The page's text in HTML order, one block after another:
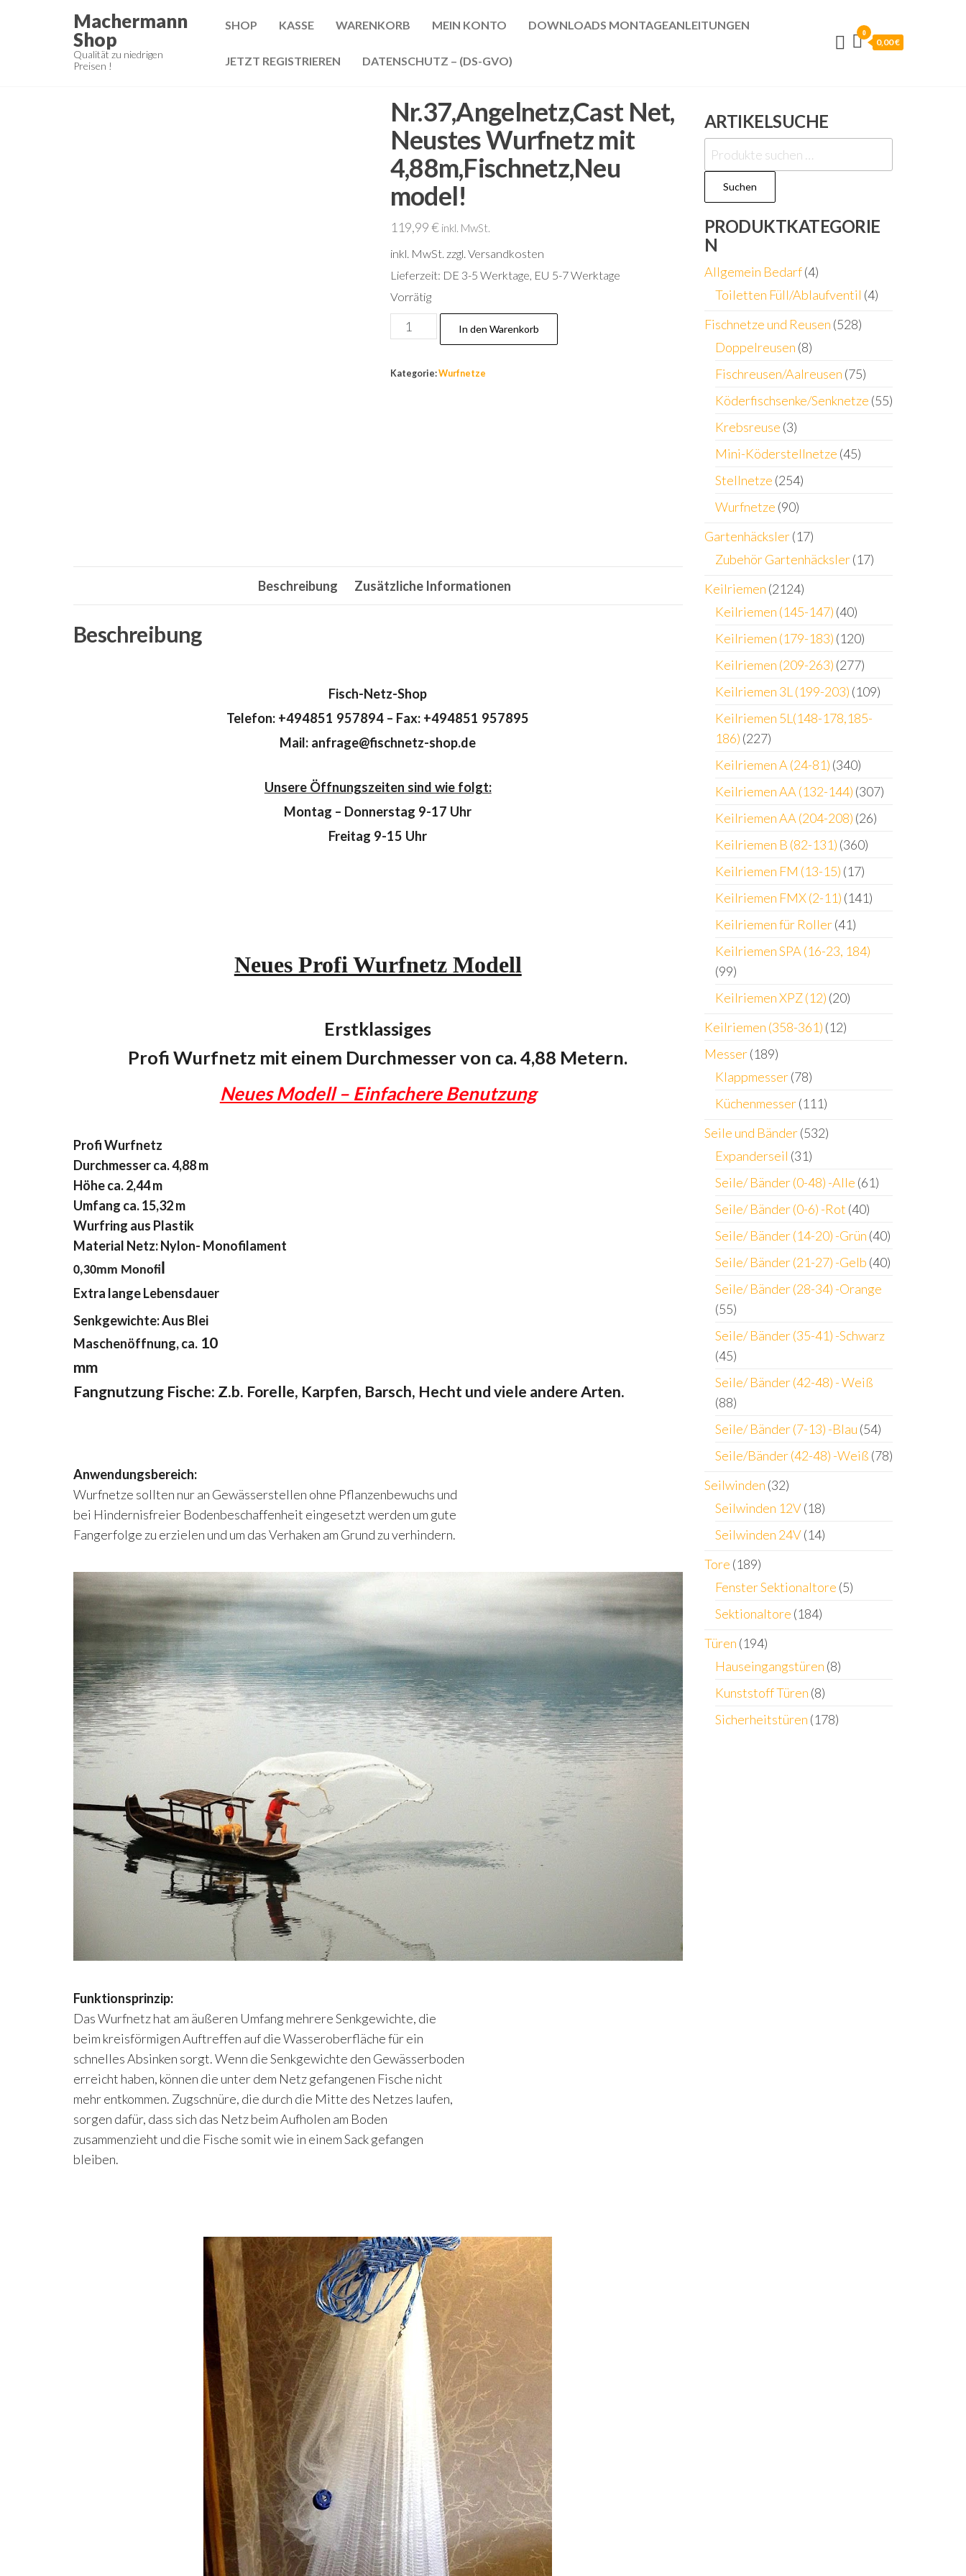
Machermann
Shop
Qualität zu niedrigen
Preisen !
SHOP KASSE WARENKORB MEIN KONTO DOWNLOADS MONTAGEANLEITUNGEN
JETZT REGISTRIEREN DATENSCHUTZ – (DS-GVO)
0
0,00 €
Nr.37,Angelnetz,Cast Net,
Neustes Wurfnetz mit
4,88m,Fischnetz,Neu
model!
119,99€ inkl. MwSt.
inkl. MwSt. zzgl. Versandkosten
Lieferzeit: DE 3-5 Werktage, EU 5-7 Werktage
Vorrätig
Nr.37,Angelnetz,Cast
Net,
Wurfnetz
In den Warenkorb
Kategorie:Wurfnetze
Beschreibung Zusätzliche Informationen
Beschreibung
Fisch-Netz-Shop
Telefon: +494851 957894 – Fax: +494851 957895
Mail: anfrage@fischnetz-shop.de
Unsere Öffnungszeiten sind wie folgt:
Montag – Donnerstag 9-17 Uhr
Freitag 9-15 Uhr
Neues Profi Wurfnetz Modell
Erstklassiges
Profi Wurfnetz mit einem Durchmesser von ca. 4,88 Metern.
Neues Modell – Einfachere Benutzung
Profi Wurfnetz
Durchmesser ca. 4,88 m
Höhe ca. 2,44 m
Umfang ca. 15,32 m
Wurfring aus Plastik
Material Netz: Nylon- Monofilament
0,30mm Monofil
Extra lange Lebensdauer
Senkgewichte: Aus Blei
Maschenöffnung, ca. 10
mm
Fangnutzung Fische: Z.b. Forelle, Karpfen, Barsch, Hecht und viele andere Arten.
Anwendungsbereich:
Wurfnetze sollten nur an Gewässerstellen ohne Pflanzenbewuchs und
bei Hindernisfreier Bodenbeschaffenheit eingesetzt werden um gute
Fangerfolge zu erzielen und um das Verhaken am Grund zu verhindern.
Funktionsprinzip:
Das Wurfnetz hat am äußeren Umfang mehrere Senkgewichte, die
beim kreisförmigen Auftreffen auf die Wasseroberfläche für ein
schnelles Absinken sorgt. Wenn die Senkgewichte den Gewässerboden
erreicht haben, können die unter dem Netz gefangenen Fische nicht
mehr entkommen. Zugschnüre, die durch die Mitte des Netzes laufen,
sorgen dafür, dass sich das Netz beim Aufholen am Boden
zusammenzieht und die Fische somit wie in einem Sack gefangen
bleiben.
ARTIKELSUCHE
Suchen
nach:
Suchen
PRODUKTKATEGORIE
N
Allgemein Bedarf (4)
Toiletten Füll/Ablaufventil (4)
Fischnetze und Reusen (528)
Doppelreusen (8)
Fischreusen/Aalreusen (75)
Köderfischsenke/Senknetze (55)
Krebsreuse (3)
Mini-Köderstellnetze (45)
Stellnetze (254)
Wurfnetze (90)
Gartenhäcksler (17)
Zubehör Gartenhäcksler (17)
Keilriemen (2124)
Keilriemen (145-147) (40)
Keilriemen (179-183) (120)
Keilriemen (209-263) (277)
Keilriemen 3L (199-203) (109)
Keilriemen 5L(148-178,185-
186) (227)
Keilriemen A (24-81) (340)
Keilriemen AA (132-144) (307)
Keilriemen AA (204-208) (26)
Keilriemen B (82-131) (360)
Keilriemen FM (13-15) (17)
Keilriemen FMX (2-11) (141)
Keilriemen für Roller (41)
Keilriemen SPA (16-23, 184)
(99)
Keilriemen XPZ (12) (20)
Keilriemen (358-361) (12)
Messer (189)
Klappmesser (78)
Küchenmesser (111)
Seile und Bänder (532)
Expanderseil (31)
Seile/ Bänder (0-48) -Alle (61)
Seile/ Bänder (0-6) -Rot (40)
Seile/ Bänder (14-20) -Grün (40)
Seile/ Bänder (21-27) -Gelb (40)
Seile/ Bänder (28-34) -Orange
(55)
Seile/ Bänder (35-41) -Schwarz
(45)
Seile/ Bänder (42-48) - Weiß
(88)
Seile/ Bänder (7-13) -Blau (54)
Seile/Bänder (42-48) -Weiß (78)
Seilwinden (32)
Seilwinden 12V (18)
Seilwinden 24V (14)
Tore (189)
Fenster Sektionaltore (5)
Sektionaltore (184)
Türen (194)
Hauseingangstüren (8)
Kunststoff Türen (8)
Sicherheitstüren (178)